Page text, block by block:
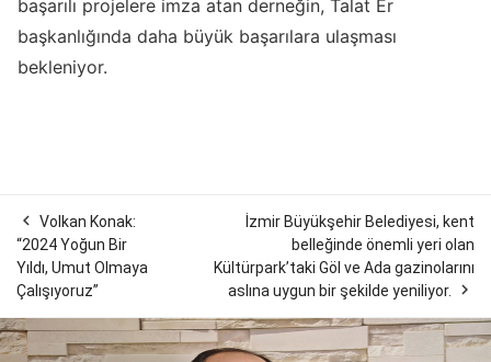
başarılı projelere imza atan derneğin, Talat Er
başkanlığında daha büyük başarılara ulaşması
bekleniyor.
 Volkan Konak:
“2024 Yoğun Bir
Yıldı, Umut Olmaya
Çalışıyoruz”
İzmir Büyükşehir Belediyesi, kent
belleğinde önemli yeri olan
Kültürpark’taki Göl ve Ada gazinolarını
aslına uygun bir şekilde yeniliyor.
